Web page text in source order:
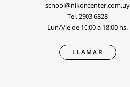
school@nikoncenter.com.uy
Tel. 2903 6828
Lun/Vie de 10:00 a 18:00 hs.
LLAMAR